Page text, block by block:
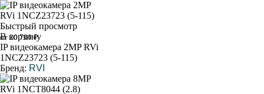
Быстрый просмотр
В корзину
от 20 700 ₽
IP видеокамера 2MP RVi
1NCZ23723 (5-115)
Бренд: RVI